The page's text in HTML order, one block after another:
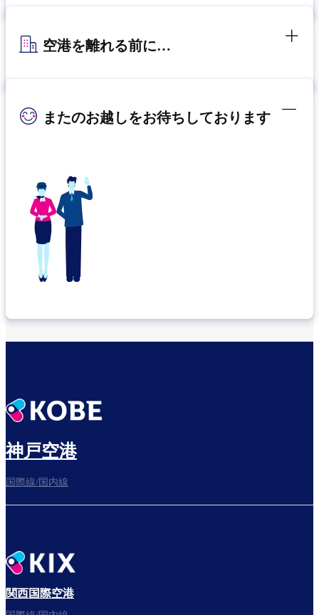
空港を離れる前に…
またのお越しをお待ちしております
神戸空港
国際線/国内線
関西国際空港